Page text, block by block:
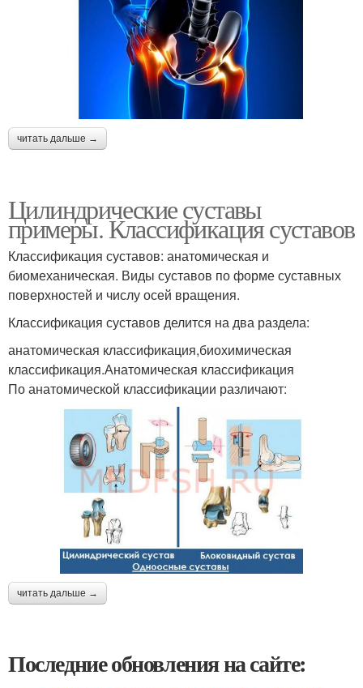
читать дальше →
Цилиндрические суставы
примеры. Классификация суставов
Классификация суставов: анатомическая и
биомеханическая. Виды суставов по форме суставных
поверхностей и числу осей вращения.
Классификация суставов делится на два раздела:
анатомическая классификация,биохимическая
классификация.Анатомическая классификация
По анатомической классификации различают:
читать дальше →
Последние обновления на сайте: